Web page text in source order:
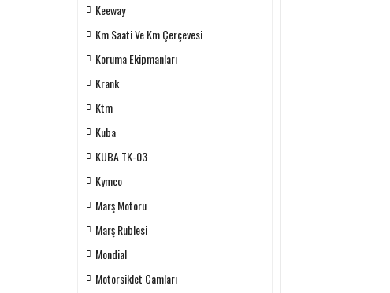
Keeway
Km Saati Ve Km Çerçevesi
Koruma Ekipmanları
Krank
Ktm
Kuba
KUBA TK-03
Kymco
Marş Motoru
Marş Rublesi
Mondial
Motorsiklet Camları